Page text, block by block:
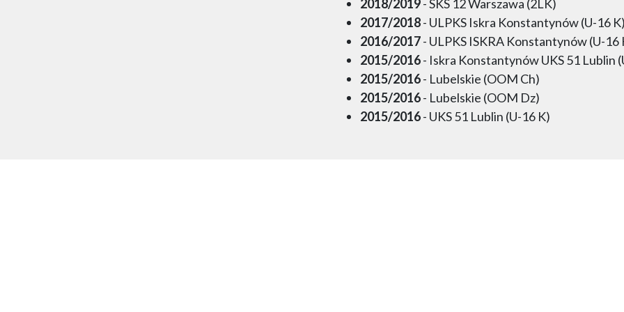
2018/2019- SKS 12 Warszawa (2LK)
2017/2018- ULPKS Iskra Konstantynów (U-16 K)
2016/2017- ULPKS ISKRA Konstantynów (U-16
2015/2016- Iskra Konstantynów UKS 51 Lublin
2015/2016- Lubelskie (OOM Ch)
2015/2016- Lubelskie (OOM Dz)
2015/2016- UKS 51 Lublin (U-16 K)